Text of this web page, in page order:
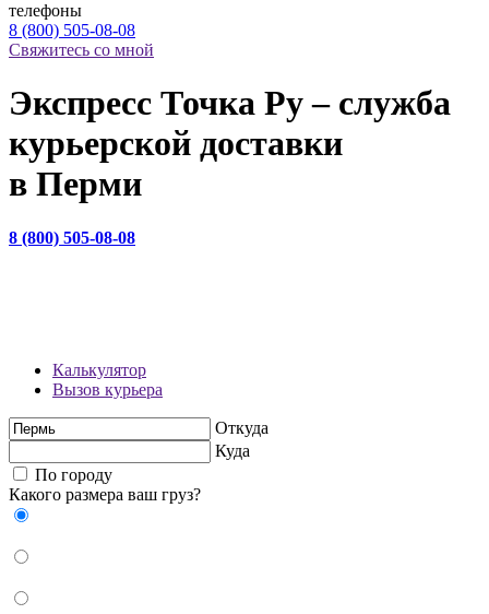
телефоны
8 (800) 505-08-08
Свяжитесь со мной
Экспресс Точка Ру – служба
курьерской доставки
в Перми
8 (800) 505-08-08
Калькулятор
Вызов курьера
Откуда
Куда
По городу
Какого размера ваш груз?